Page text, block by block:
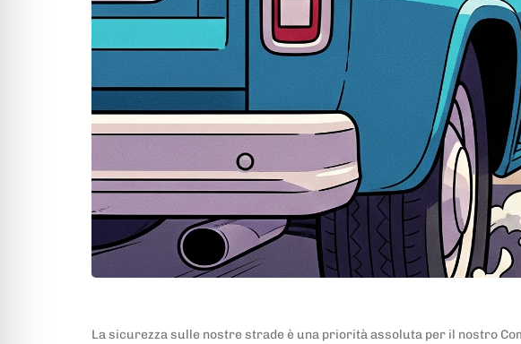
La sicurezza sulle nostre strade è una priorità assoluta per il nostro